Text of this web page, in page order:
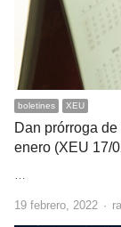
boletines XEU
Dan prórroga
enero (XEU 17/
19 febrero, 2022